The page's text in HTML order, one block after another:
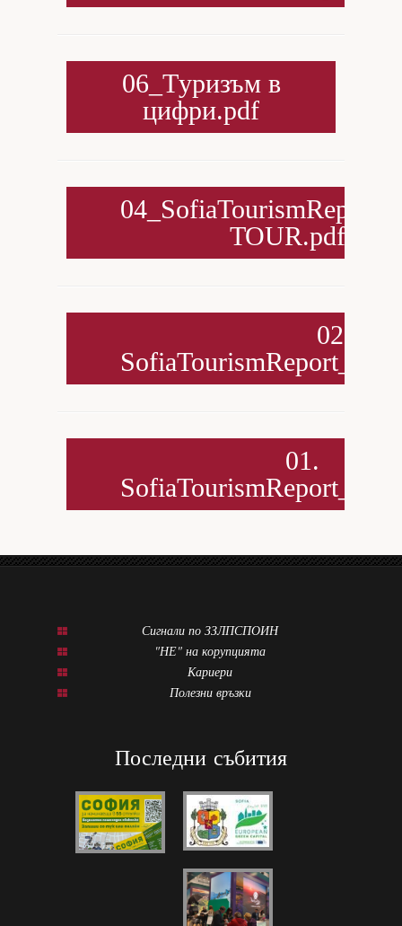
06_Tуризъм в
цифри.pdf
TOUR.pdf
02.
01.
Сигнали по ЗЗЛПСПОИН
"НЕ" на корупцията
Кариери
Полезни връзки
Последни събития